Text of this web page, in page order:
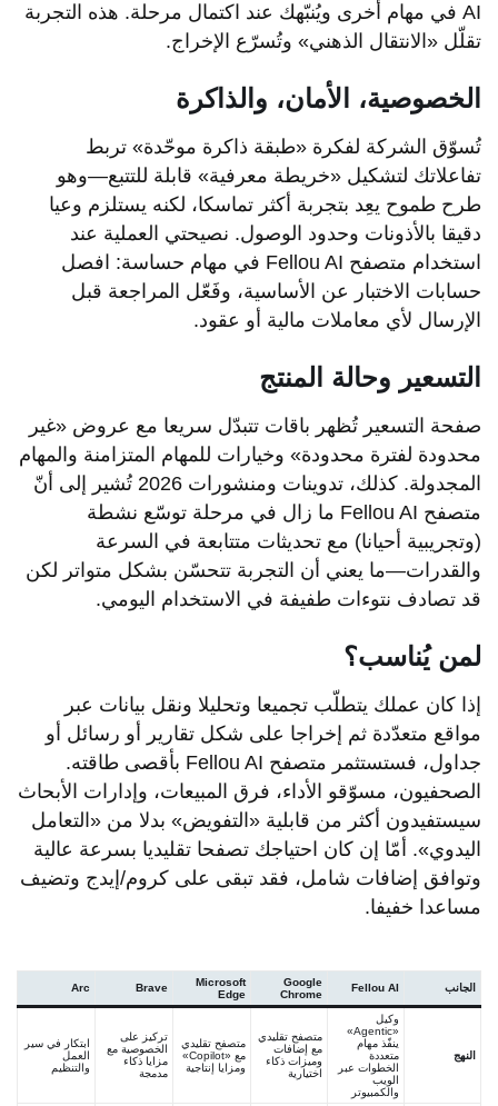
AI في مهام أخرى ويُنبّهك عند اكتمال مرحلة. هذه التجربة
تقلّل «الانتقال الذهني» وتُسرّع الإخراج.
الخصوصية، الأمان، والذاكرة
تُسوّق الشركة لفكرة «طبقة ذاكرة موحّدة» تربط
تفاعلاتك لتشكيل «خريطة معرفية» قابلة للتتبع—وهو
طرح طموح يعِد بتجربة أكثر تماسكا، لكنه يستلزم وعيا
دقيقا بالأذونات وحدود الوصول. نصيحتي العملية عند
استخدام متصفح Fellou AI في مهام حساسة: افصل
حسابات الاختبار عن الأساسية، وفَعّل المراجعة قبل
الإرسال لأي معاملات مالية أو عقود.
التسعير وحالة المنتج
صفحة التسعير تُظهر باقات تتبدّل سريعا مع عروض «غير
محدودة لفترة محدودة» وخيارات للمهام المتزامنة والمهام
المجدولة. كذلك، تدوينات ومنشورات 2026 تُشير إلى أنّ
متصفح Fellou AI ما زال في مرحلة توسّع نشطة
(وتجريبية أحيانا) مع تحديثات متتابعة في السرعة
والقدرات—ما يعني أن التجربة تتحسّن بشكل متواتر لكن
قد تصادف نتوءات طفيفة في الاستخدام اليومي.
لمن يُناسب؟
إذا كان عملك يتطلّب تجميعا وتحليلا ونقل بيانات عبر
مواقع متعدّدة ثم إخراجا على شكل تقارير أو رسائل أو
جداول، فستستثمر متصفح Fellou AI بأقصى طاقته.
الصحفيون، مسوّقو الأداء، فرق المبيعات، وإدارات الأبحاث
سيستفيدون أكثر من قابلية «التفويض» بدلا من «التعامل
اليدوي». أمّا إن كان احتياجك تصفحا تقليديا بسرعة عالية
وتوافق إضافات شامل، فقد تبقى على كروم/إيدج وتضيف
مساعدا خفيفا.
الجانب Fellou AI
Google
Chrome
Microsoft
Edge
Brave
Arc
النهج
وكيل
«Agentic»
ينفّذ مهام
متعددة
الخطوات عبر
الويب
والكمبيوتر
متصفح تقليدي
مع إضافات
وميزات ذكاء
اختيارية
متصفح تقليدي
مع «Copilot»
ومزايا إنتاجية
تركيز على
الخصوصية مع
مزايا ذكاء
مدمجة
ابتكار في سير
العمل
والتنظيم